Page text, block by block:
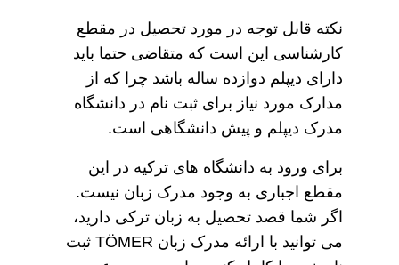
نکته قابل توجه در مورد تحصیل در مقطع
کارشناسی این است که متقاضی حتما باید
دارای دیپلم دوازده ساله باشد چرا که از
مدارک مورد نیاز برای ثبت نام در دانشگاه
مدرک دیپلم و پیش دانشگاهی است.
برای ورود به دانشگاه های ترکیه در این
مقطع اجباری به وجود مدرک زبان نیست.
اگر شما قصد تحصیل به زبان ترکی دارید،
می توانید با ارائه مدرک زبان TÖMER ثبت